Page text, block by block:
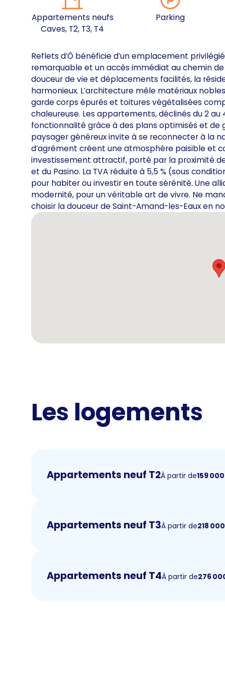
Appartements neufs
Caves, T2, T3, T4
Parking
Reflets d’Ô bénéficie d’un emplacement
remarquable et un accès immédiat au chemin
douceur de vie et déplacements facilités, la
harmonieux. L’architecture mêle matériaux
garde corps épurés et toitures végétalisées
chaleureuse. Les appartements, déclinés du 2
fonctionnalité grâce à des plans optimisés et de
paysager généreux invite à se reconnecter à la
d’agrément créent une atmosphère paisible et
investissement attractif, porté par la proximité
et du Pasino. La TVA réduite à 5,5 % (sous
pour habiter ou investir en toute sérénité. Une
modernité, pour un véritable art de vivre. Ne
choisir la douceur de Saint-Amand-les-Eaux en
Les logements
Appartements neuf T2À partir de159 000
Appartements neuf T3À partir de218 000
Appartements neuf T4À partir de276